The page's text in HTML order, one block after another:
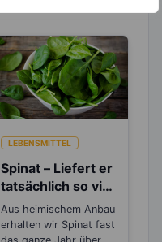
LEBENSMITTEL
Spinat – Liefert er
tatsächlich so viel
Eisen?
Aus heimischem Anbau
erhalten wir Spinat fast
das ganze Jahr über.